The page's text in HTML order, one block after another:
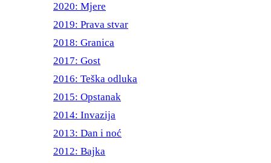
2020: Mjere
2019: Prava stvar
2018: Granica
2017: Gost
2016: Teška odluka
2015: Opstanak
2014: Invazija
2013: Dan i noć
2012: Bajka